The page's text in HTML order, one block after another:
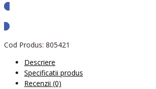
Cod Produs: 805421
Descriere
Specificatii produs
Recenzii (0)